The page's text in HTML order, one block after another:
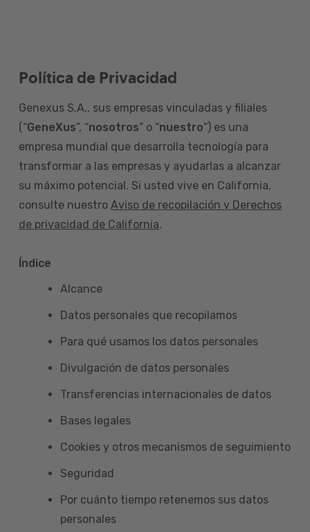
Política de Privacidad
Genexus S.A., sus empresas vinculadas y filiales
(“GeneXus”, “nosotros” o “nuestro”) es una
empresa mundial que desarrolla tecnología para
transformar a las empresas y ayudarlas a alcanzar
su máximo potencial. Si usted vive en California,
consulte nuestro Aviso de recopilación y Derechos
de privacidad de California.
Índice
Alcance
Datos personales que recopilamos
Para qué usamos los datos personales
Divulgación de datos personales
Transferencias internacionales de datos
Bases legales
Cookies y otros mecanismos de seguimiento
Seguridad
Por cuánto tiempo retenemos sus datos
personales